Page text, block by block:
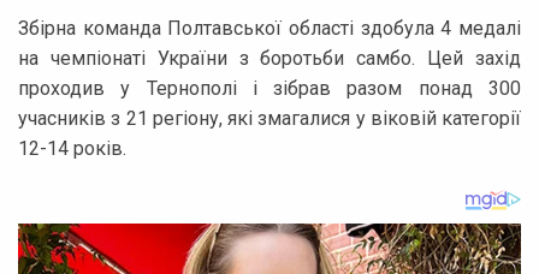
Збірна команда Полтавської області здобула 4 медалі
на чемпіонаті України з боротьби самбо. Цей захід
проходив у Тернополі і зібрав разом понад 300
учасників з 21 регіону, які змагалися у віковій категорії
12-14 років.